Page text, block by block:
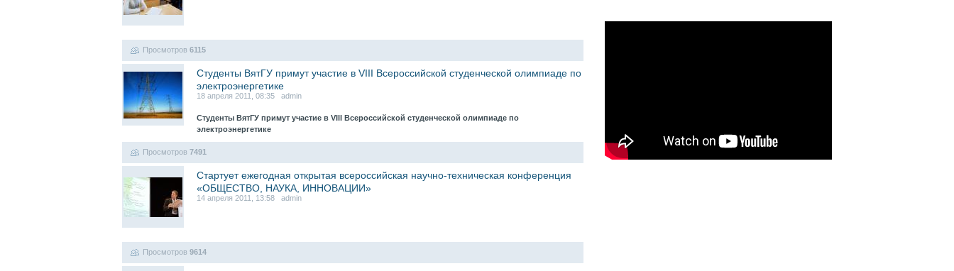
Просмотров 6115
Студенты ВятГУ примут участие в VIII Всероссийской студенческой олимпиаде по
электроэнергетике
18 апреля 2011, 08:35 admin
Студенты ВятГУ примут участие в VIII Всероссийской студенческой олимпиаде по
электроэнергетике
Просмотров 7491
Стартует ежегодная открытая всероссийская научно-техническая конференция
«ОБЩЕСТВО, НАУКА, ИННОВАЦИИ»
14 апреля 2011, 13:58 admin
Просмотров 9614